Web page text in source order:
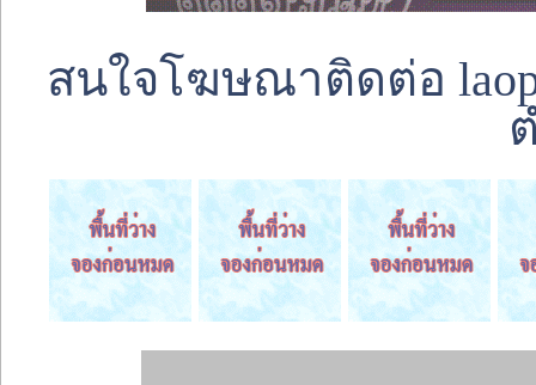
สนใจโฆษณาติดต่อ